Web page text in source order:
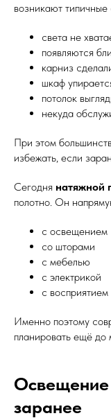
возникают типичные
света не
появляются
карниз
шкаф
потолок
некуда
При этом
избежать, если
Сегодня натяжной
полотно. Он
с освещением
со шторами
с мебелью
с электрикой
с
Именно поэтому
планировать ещё до
заранее